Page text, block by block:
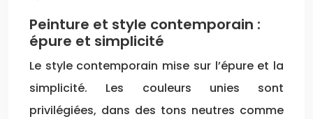
Peinture et style contemporain :
épure et simplicité
Le style contemporain mise sur l’épure et la
simplicité. Les couleurs unies sont
privilégiées, dans des tons neutres comme